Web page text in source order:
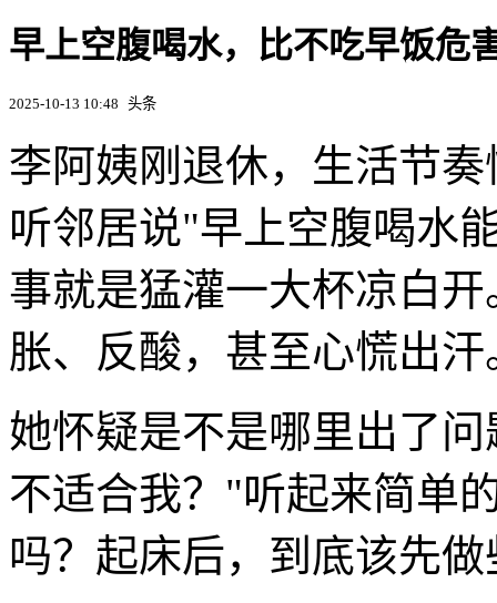
早上空腹喝水，比不吃早饭危
2025-10-13 10:48 头条
李阿姨刚退休，生活节
听邻居说"早上空腹喝水
事就是猛灌一大杯凉白
胀、反酸，甚至心慌出汗
她怀疑是不是哪里出了
不适合我？"听起来简单
吗？起床后，到底该先